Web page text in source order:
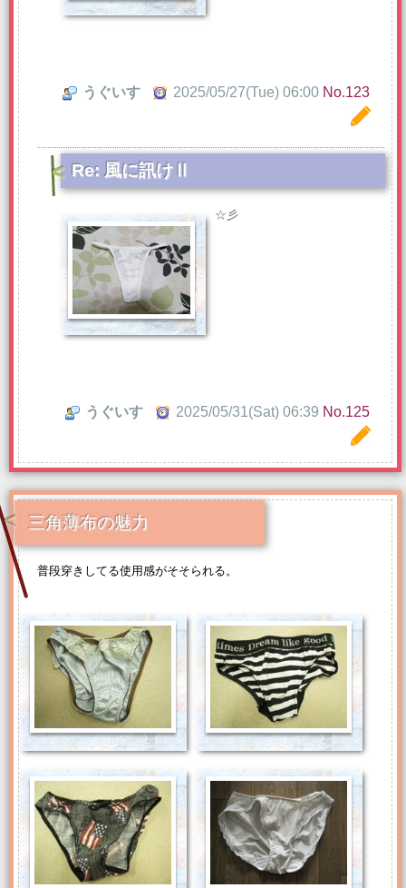
うぐいす 2025/05/27(Tue) 06:00 No.123
Re: 風に訊けⅡ
☆彡
うぐいす 2025/05/31(Sat) 06:39 No.125
三角薄布の魅力
普段穿きしてる使用感がそそられる。